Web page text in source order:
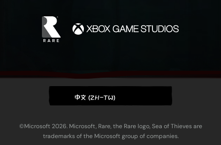
中文 (ZH-TW)
©Microsoft 2026. Microsoft, Rare, the Rare logo, Sea of Thieves are
trademarks of the Microsoft group of companies.